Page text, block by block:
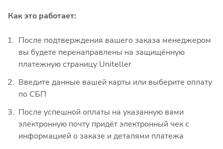
Как это работает:
После подтверждения вашего заказа менеджером
вы будете перенаправлены на защищённую
платежную страницу Uniteller
Введите данные вашей карты или выберите оплату
по СБП
После успешной оплаты на указанную вами
электронную почту придёт электронный чек с
информацией о заказе и деталями платежа